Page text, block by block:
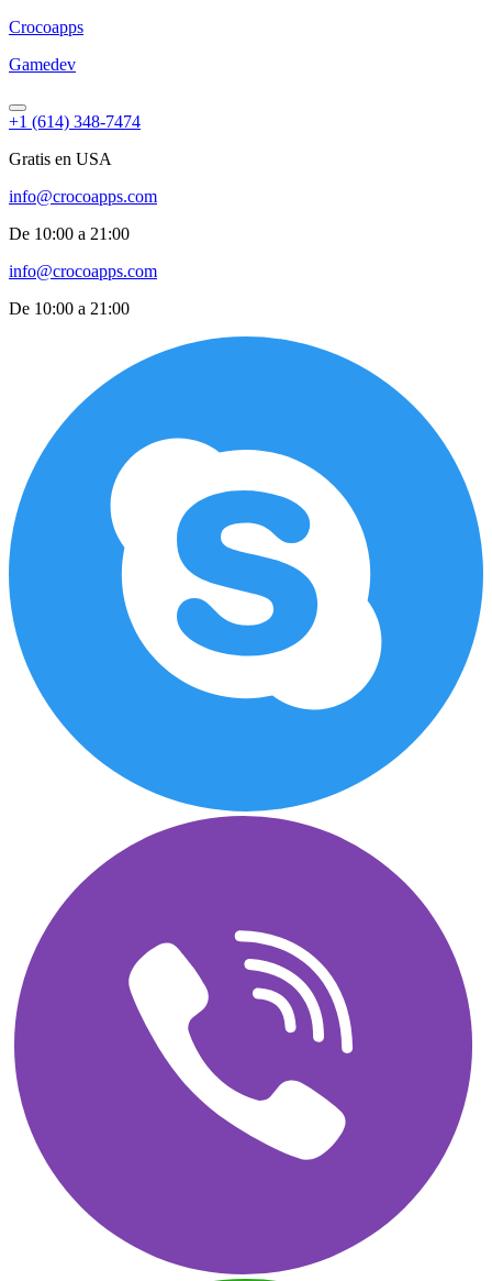
Crocoapps
Gamedev
+1 (614) 348-7474
Gratis en USA
info@crocoapps.com
De 10:00 a 21:00
info@crocoapps.com
De 10:00 a 21:00